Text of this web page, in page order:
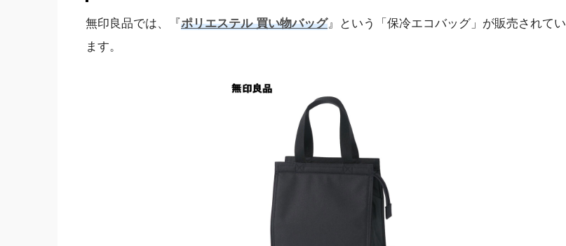
無印良品では、『ポリエステル 買い物バッグ』という「保冷エコバッグ」が販売されてい
ます。